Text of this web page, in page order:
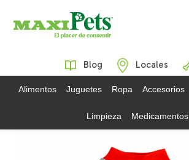
Blog Locales
Alimentos Juguetes Ropa Accesorios
Limpieza Medicamentos